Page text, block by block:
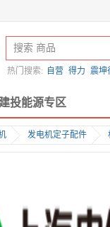
热门搜索: 自营 得力 震坤
建投能源专区
发电机定子配件